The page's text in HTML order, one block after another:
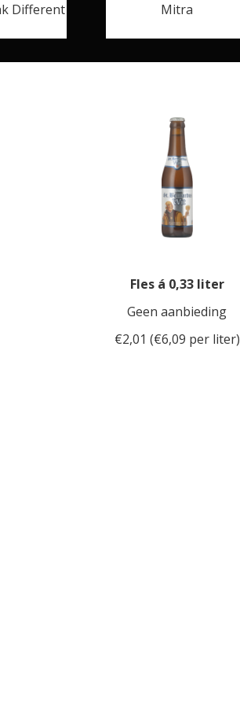
Different Mitra
Fles á 0,33 liter
Geen aanbieding
€2,01 (€6,09 per liter)